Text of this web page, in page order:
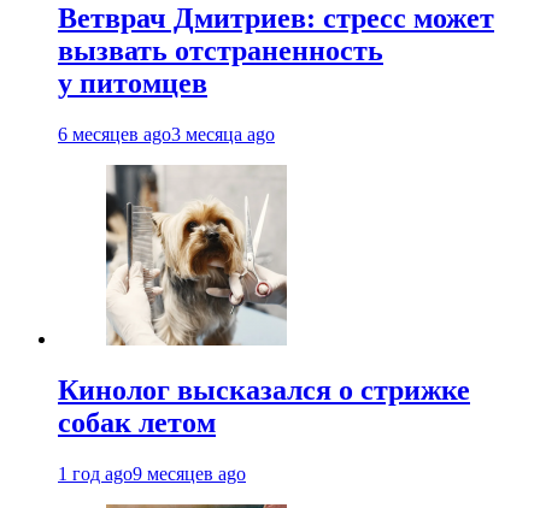
Ветврач Дмитриев: стресс может
вызвать отстраненность
у питомцев
6 месяцев ago3 месяца ago
Кинолог высказался о стрижке
собак летом
1 год ago9 месяцев ago